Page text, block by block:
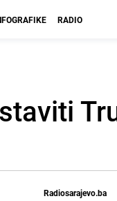
RADIO
Radiosarajevo.ba